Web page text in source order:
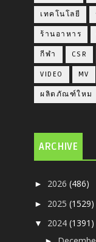
เทคโนโลยี
ร้านอาหาร
กีฬา CSR
VIDEO MV
ผลิตภัณฑ์ใหม
ARCHIVE
► 2026(486)
► 2025(1529)
▼ 2024(1391)